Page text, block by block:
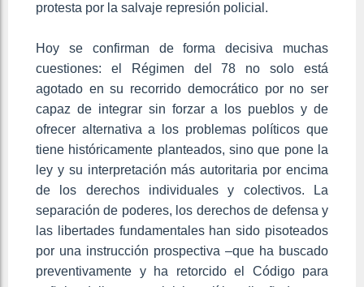
protesta por la salvaje represión policial.
Hoy se confirman de forma decisiva muchas
cuestiones: el Régimen del 78 no solo está
agotado en su recorrido democrático por no ser
capaz de integrar sin forzar a los pueblos y de
ofrecer alternativa a los problemas políticos que
tiene históricamente planteados, sino que pone la
ley y su interpretación más autoritaria por encima
de los derechos individuales y colectivos. La
separación de poderes, los derechos de defensa y
las libertades fundamentales han sido pisoteados
por una instrucción prospectiva –que ha buscado
preventivamente y ha retorcido el Código para